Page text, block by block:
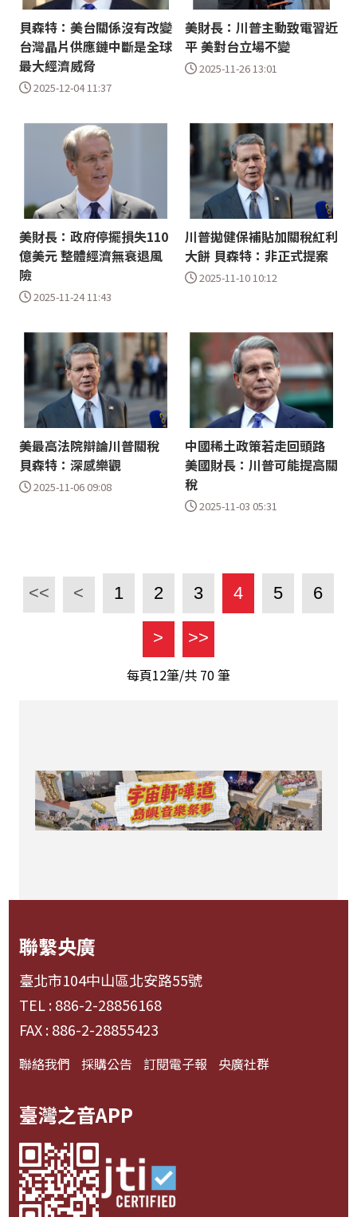
貝森特：美台關係沒有改變
台灣晶片供應鏈中斷是全球
最大經濟威脅
2025-12-04 11:37
美財長：川普主動致電習近
平 美對台立場不變
2025-11-26 13:01
美財長：政府停擺損失110
億美元 整體經濟無衰退風
險
2025-11-24 11:43
川普拋健保補貼加關稅紅利
大餅 貝森特：非正式提案
2025-11-10 10:12
美最高法院辯論川普關稅
貝森特：深感樂觀
2025-11-06 09:08
中國稀土政策若走回頭路
美國財長：川普可能提高關
稅
2025-11-03 05:31
<< < 1 2 3 4 5 6
> >>
每頁12筆/共 70筆
聯繫央廣
臺北市104中山區北安路55號
TEL : 886-2-28856168
FAX : 886-2-28855423
聯絡我們 採購公告 訂閱電子報 央廣社群
臺灣之音APP